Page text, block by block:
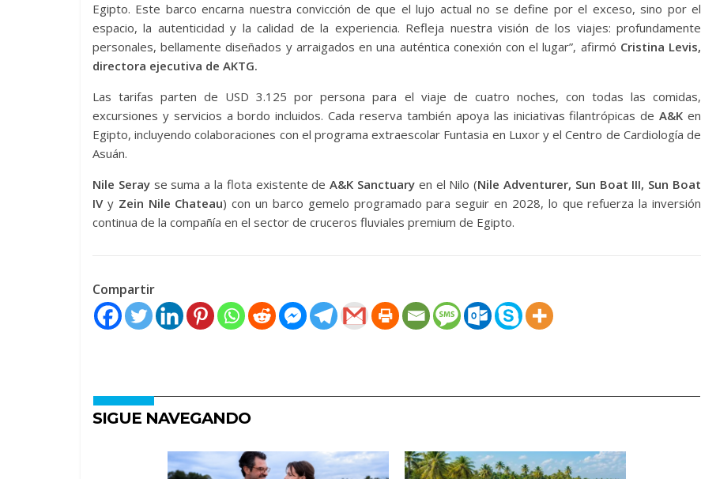
Egipto. Este barco encarna nuestra convicción de que el lujo actual no se define por el exceso, sino por el
espacio, la autenticidad y la calidad de la experiencia. Refleja nuestra visión de los viajes: profundamente
personales, bellamente diseñados y arraigados en una auténtica conexión con el lugar”, afirmó Cristina Levis,
directora ejecutiva de AKTG.
Las tarifas parten de USD 3.125 por persona para el viaje de cuatro noches, con todas las comidas,
excursiones y servicios a bordo incluidos. Cada reserva también apoya las iniciativas filantrópicas deA&K en
Egipto, incluyendo colaboraciones con el programa extraescolar Funtasia en Luxor y el Centro de Cardiología de
Asuán.
Nile Serayse suma a la flota existente de A&K Sanctuary en el Nilo (Nile Adventurer, Sun Boat III, Sun Boat
IVyZein Nile Chateau) con un barco gemelo programado para seguir en 2028, lo que refuerza la inversión
continua de la compañía en el sector de cruceros fluviales premium de Egipto.
Compartir
SIGUE NAVEGANDO